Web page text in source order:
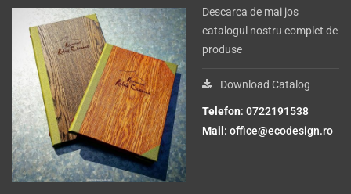
Descarca de mai jos
catalogul nostru complet de
produse
Download Catalog
Telefon: 0722191538
Mail : office@ecodesign.ro